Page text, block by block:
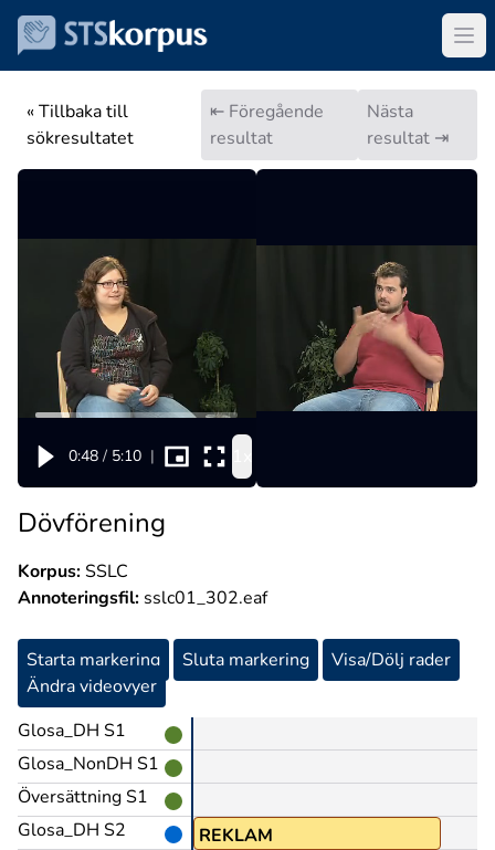
« Tillbaka till
sökresultatet
⇤ Föregående
resultat
Nästa
resultat ⇥
0:48 / 5:10 |
Dövförening
Korpus:SSLC
Annoteringsfil: sslc01_302.eaf
Starta markering Sluta markering
Visa/Dölj rader
Ändra videovyer
Glosa_DH S1
Glosa_NonDH S1
Översättning S1
Glosa_DH S2
INGEN REKLAM